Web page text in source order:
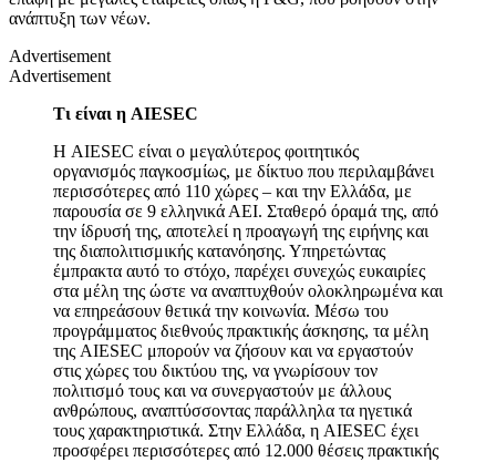
ανάπτυξη των νέων.
Advertisement
Advertisement
Τι είναι η AIESEC
Η AIESEC είναι ο μεγαλύτερος φοιτητικός
οργανισμός παγκοσμίως, με δίκτυο που περιλαμβάνει
περισσότερες από 110 χώρες – και την Ελλάδα, με
παρουσία σε 9 ελληνικά ΑΕΙ. Σταθερό όραμά της, από
την ίδρυσή της, αποτελεί η προαγωγή της ειρήνης και
της διαπολιτισμικής κατανόησης. Υπηρετώντας
έμπρακτα αυτό το στόχο, παρέχει συνεχώς ευκαιρίες
στα μέλη της ώστε να αναπτυχθούν ολοκληρωμένα και
να επηρεάσουν θετικά την κοινωνία. Μέσω του
προγράμματος διεθνούς πρακτικής άσκησης, τα μέλη
της AIESEC μπορούν να ζήσουν και να εργαστούν
στις χώρες του δικτύου της, να γνωρίσουν τον
πολιτισμό τους και να συνεργαστούν με άλλους
ανθρώπους, αναπτύσσοντας παράλληλα τα ηγετικά
τους χαρακτηριστικά. Στην Ελλάδα, η AIESEC έχει
προσφέρει περισσότερες από 12.000 θέσεις πρακτικής